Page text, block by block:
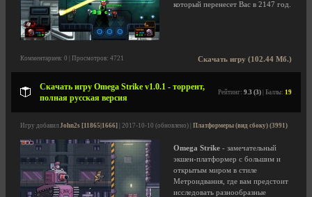
который перенесет Вас в 2147 год.
Скачать игру (102.44 Мб.)
Комментариев: 0 | Просмотров: 4721
Скачать игру Omega Strike v1.0.1 - торрент,
полная русская версия
Рейтинг: 9.3 (3) | Баллы: 19
Игру добавил John2s [11865|1666] | 2017-10-10 (обновлено) | Платформеры (вид сбоку) (3991)
Omega Strike - замечательный
экшен-платформер с большим и
открытым миром в стиле
Метроидвания, где вам предстоит
исследовать разнообразные